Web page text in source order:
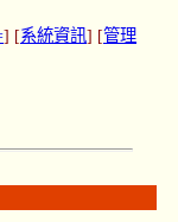
] [系統資訊] [管理